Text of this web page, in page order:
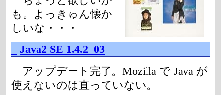
も。よっきゅん懐か
しいな・・・
Java2 SE 1.4.2_03
アップデート完了。Mozilla で Java が
使えないのは直っていない。